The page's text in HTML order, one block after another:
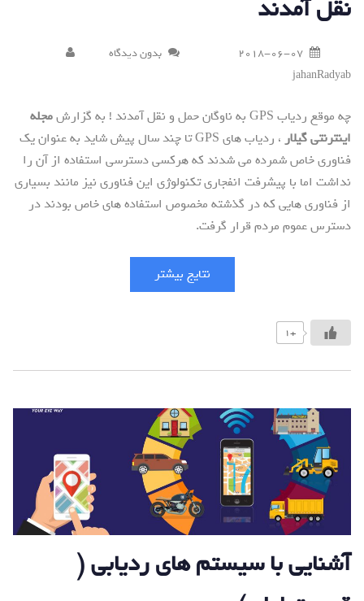
نقل آمدند
2018-06-07
بدون دیدگاه
jahanRadyab
چه موقع ردیاب GPS به ناوگان حمل و نقل آمدند ! به گزارش
مجله
اینترنتی گیلار
، ردیاب های GPS تا چند سال پیش شاید به عنوان یک
فناوری خاص شمرده می شدند که هرکسی دسترسی استفاده از آن را
نداشت اما با پیشرفت انفجاری تکنولوژی این فناوری نیز مانند بسیاری
از فناوری هایی که در گذشته مخصوص استفاده های خاص بودند در
دسترس عموم مردم قرار گرفت.
نتایج بیشتر
+1
آشنایی با سیستم های ردیابی (